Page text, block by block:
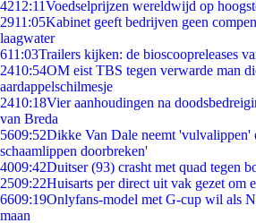
4212:11Voedselprijzen wereldwijd op
2911:05Kabinet geeft bedrijven geen
laagwater
611:03Trailers kijken: de bioscoopreleases
2410:54OM eist TBS tegen verwarde man
aardappelschilmesje
2410:18Vier aanhoudingen na
van Breda
5609:52Dikke Van Dale neemt 'vulvalippen'
schaamlippen doorbreken'
4009:42Duitser (93) crasht met quad tegen
2509:22Huisarts per direct uit vak gezet om
6609:19Onlyfans-model met G-cup wil als
maan